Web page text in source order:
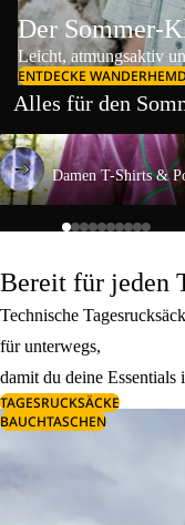
Der Sommer-
Leicht, atmungsaktiv
ENTDECKE
Alles für den
Damen T-Shirts & Polos
Damen T-Shirts &
Bereit für jeden
Technische
für unterwegs,
damit du deine Essentials
TAGESRUCKSÄCKE
BAUCHTASCHEN